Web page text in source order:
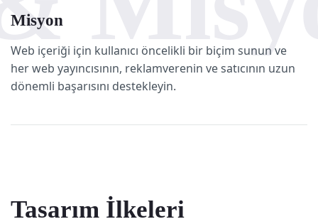
Misyon
Web içeriği için kullanıcı öncelikli bir biçim sunun ve
her web yayıncısının, reklamverenin ve satıcının uzun
dönemli başarısını destekleyin.
Tasarım İlkeleri